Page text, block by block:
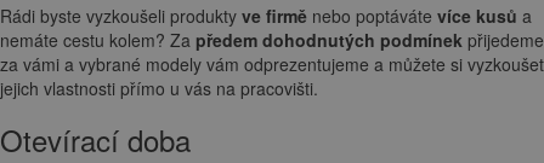
Rádi byste vyzkoušeli produkty ve firmě nebo poptáváte více kusů a
nemáte cestu kolem? Za předem dohodnutých podmínek přijedeme
za vámi a vybrané modely vám odprezentujeme a můžete si vyzkoušet
jejich vlastnosti přímo u vás na pracovišti.
Otevírací doba